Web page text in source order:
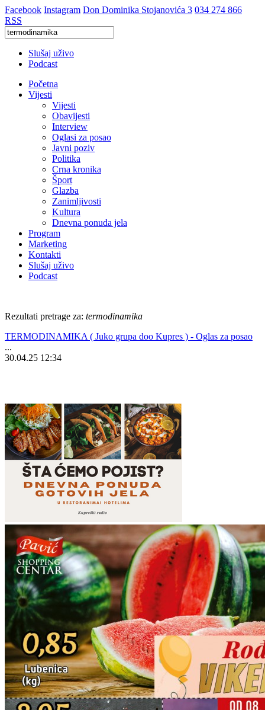
Facebook Instagram Don Dominika Stojanovića 3 034 274 866
RSS
Slušaj uživo
Podcast
Početna
Vijesti
Vijesti
Obavijesti
Interview
Oglasi za posao
Javni poziv
Politika
Crna kronika
Šport
Glazba
Zanimljivosti
Kultura
Dnevna ponuda jela
Program
Marketing
Kontakti
Slušaj uživo
Podcast
Rezultati pretrage za: termodinamika
TERMODINAMIKA ( Juko grupa doo Kupres ) - Oglas za posao
...
30.04.25 12:34